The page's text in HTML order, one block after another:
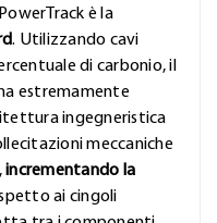
è la
. Utilizzando cavi
di carbonio, il
estremamente
ingegneristica
meccaniche
incrementando la
ai cingoli